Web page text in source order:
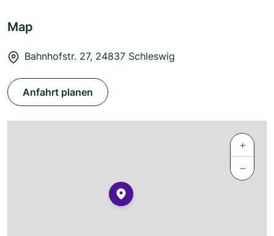
Map
Bahnhofstr. 27, 24837 Schleswig
Anfahrt planen
+
−